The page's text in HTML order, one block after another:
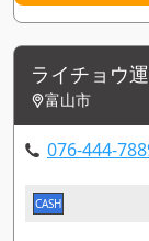
ライチョウ
富山市
076-444-
CASH